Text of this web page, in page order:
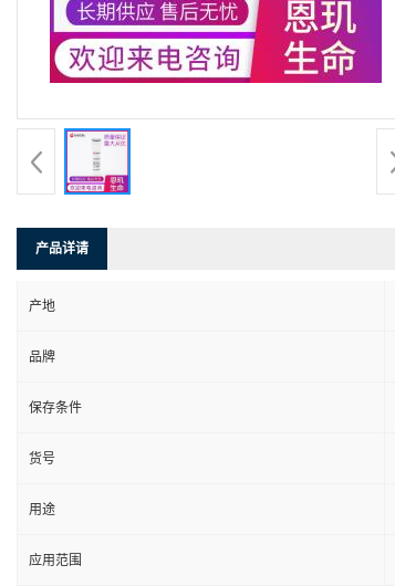
产品详请
产地
品牌
保存条件
货号
用途
应用范围